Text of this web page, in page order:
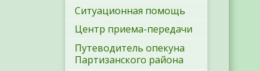
Ситуационная помощь
Центр приема-передачи
Путеводитель опекуна
Партизанского района